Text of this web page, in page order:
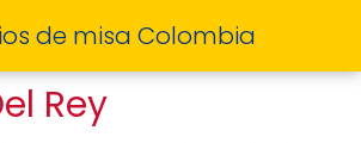
de misa Colombia
Rey